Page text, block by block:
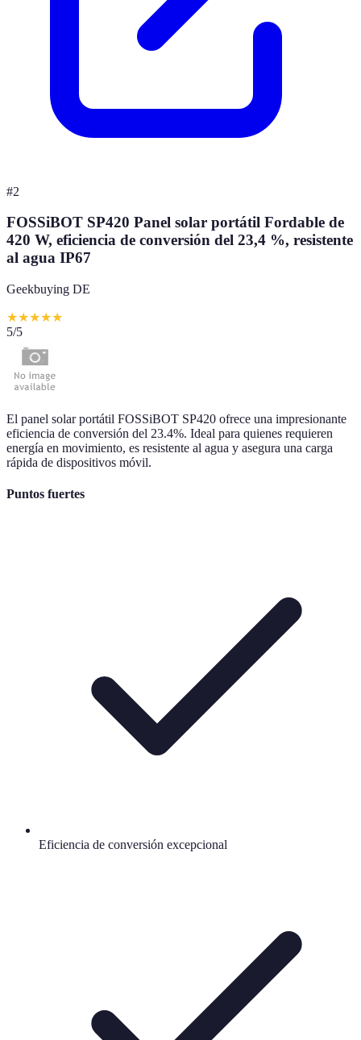
#2
FOSSiBOT SP420 Panel solar portátil Fordable de
420 W, eficiencia de conversión del 23,4 %, resistente
al agua IP67
Geekbuying DE
★★★★★
5/5
El panel solar portátil FOSSiBOT SP420 ofrece una impresionante
eficiencia de conversión del 23.4%. Ideal para quienes requieren
energía en movimiento, es resistente al agua y asegura una carga
rápida de dispositivos móvil.
Puntos fuertes
Eficiencia de conversión excepcional